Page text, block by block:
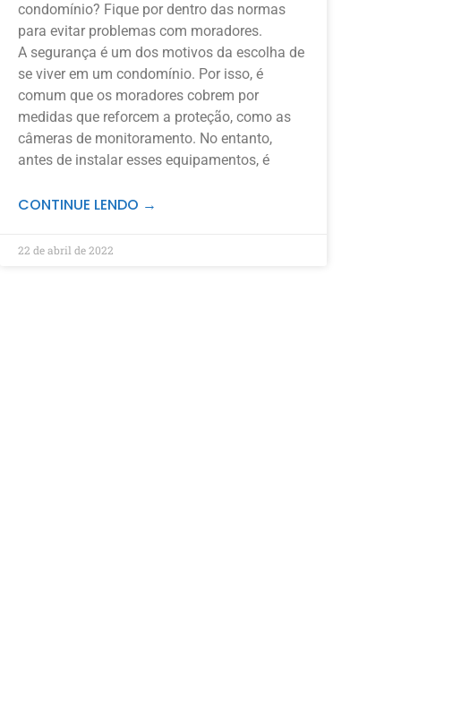
condomínio? Fique por dentro das normas
para evitar problemas com moradores.
A segurança é um dos motivos da escolha de
se viver em um condomínio. Por isso, é
comum que os moradores cobrem por
medidas que reforcem a proteção, como as
câmeras de monitoramento. No entanto,
antes de instalar esses equipamentos, é
CONTINUE LENDO →
22 de abril de 2022